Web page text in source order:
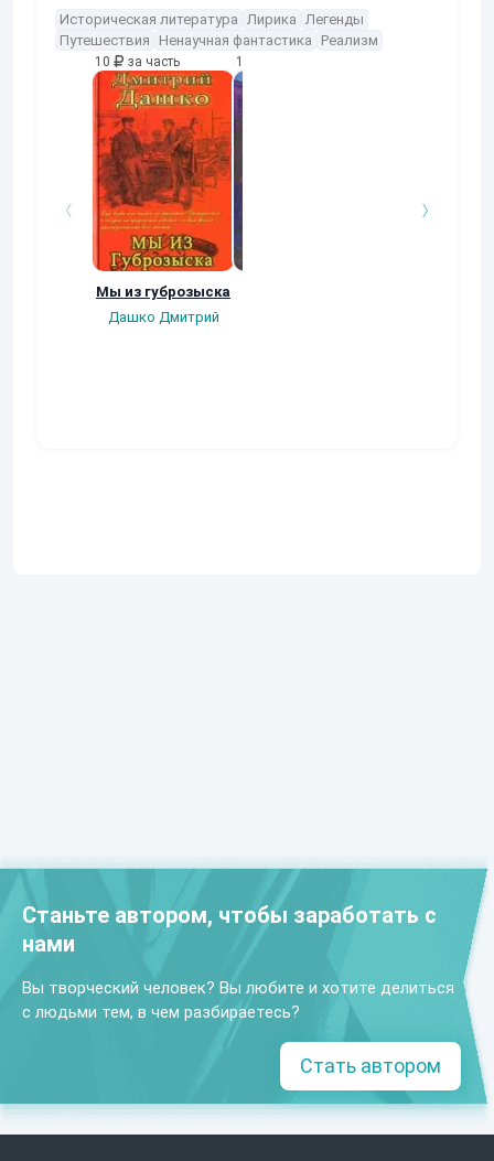
Историческая литература Лирика Легенды
Путешествия
Ненаучная фантастика Реализм
10 за часть
Мы из губрозыска
Дашко Дмитрий
10
Станьте автором, чтобы заработать с
нами
Вы творческий человек? Вы любите и хотите делиться
с людьми тем, в чем разбираетесь?
Стать автором